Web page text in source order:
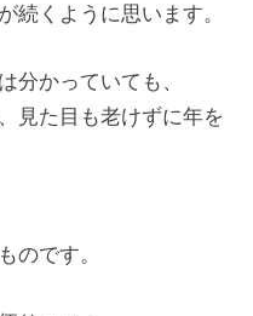
続くように思います。
分かっていても、
見た目も老けずに年を
のです。